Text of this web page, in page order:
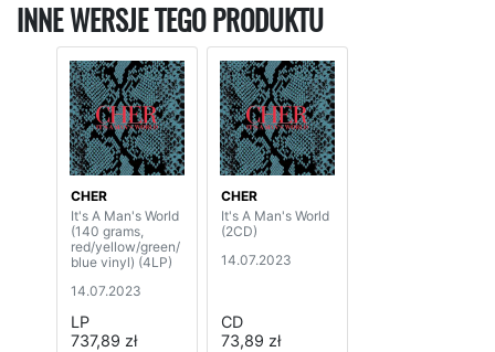
INNE WERSJE TEGO PRODUKTU
CHER
It's A Man's World
(140 grams,
red/yellow/green/
blue vinyl) (4LP)
14.07.2023
LP
737,89 zł
CHER
It's A Man's World
(2CD)
14.07.2023
CD
73,89 zł